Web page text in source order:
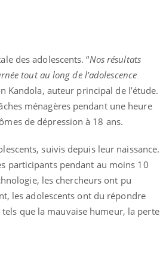
des adolescents. “Nos résultats
tout au long de l'adolescence
Kandola, auteur principal de l’étude.
ménagères pendant une heure
de dépression à 18 ans.
suivis depuis leur naissance.
participants pendant au moins 10
les chercheurs ont pu
les adolescents ont du répondre
que la mauvaise humeur, la perte